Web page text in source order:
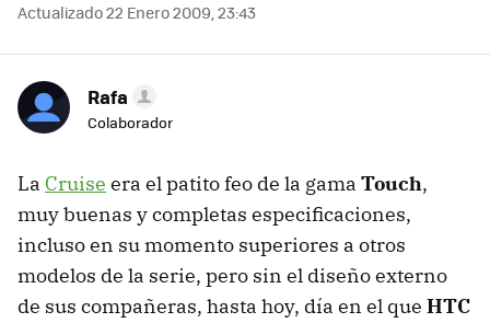
Actualizado 22 Enero 2009, 23:43
Rafa
Colaborador
La Cruise era el patito feo de la gama Touch,
muy buenas y completas especificaciones,
incluso en su momento superiores a otros
modelos de la serie, pero sin el diseño externo
de sus compañeras, hasta hoy, día en el que HTC